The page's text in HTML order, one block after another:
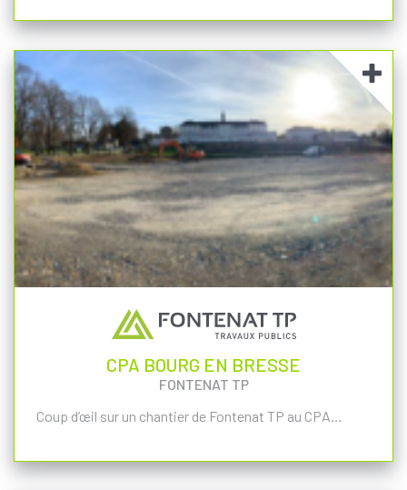
CPA BOURG EN BRESSE
FONTENAT TP
Coup d’œil sur un chantier de Fontenat TP au CPA…